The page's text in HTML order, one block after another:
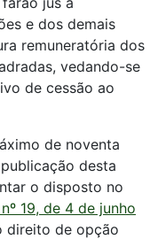
e dos demais
remuneratória dos
vedando-se
de cessão ao
de noventa
desta
o disposto no
19, de 4 de junho
direito de opção